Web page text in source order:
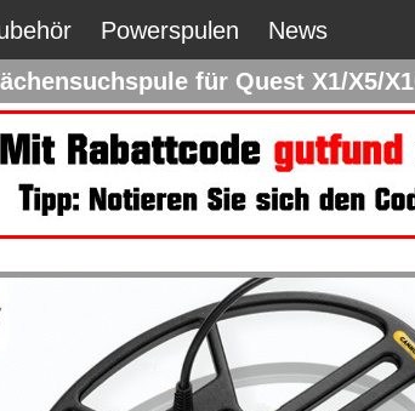
Powerspulen
News
für Quest X1/X5/